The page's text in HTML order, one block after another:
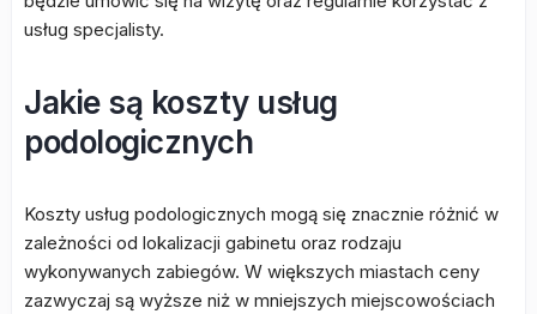
usług specjalisty.
Jakie są koszty usług
podologicznych
Koszty usług podologicznych mogą się znacznie różnić w
zależności od lokalizacji gabinetu oraz rodzaju
wykonywanych zabiegów. W większych miastach ceny
zazwyczaj są wyższe niż w mniejszych miejscowościach